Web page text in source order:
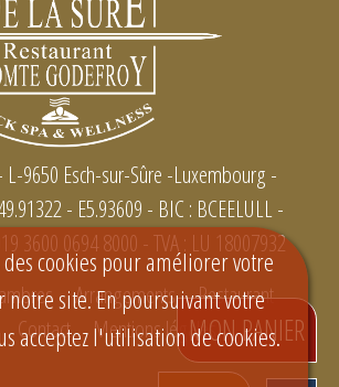
L-9650 Esch-sur-Sûre -Luxembourg -
- E5.93609 - BIC : BCEELULL -
3600 0694 8000 - TVA : LU 18007932
Arrangements
Restaurant
Contact Mentions légalesMON PANIER
cookies pour améliorer votre
notre site. En poursuivant votre
acceptez l'utilisation de cookies.